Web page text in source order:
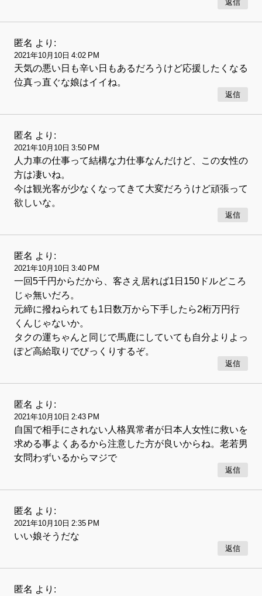
返信
匿名 より:
2021年10月10日 4:02 PM
天気の悪い日も辛い日もあるだろうけど応援したくなる
位真っ直ぐな娘はイイね。
返信
匿名 より:
2021年10月10日 3:50 PM
人力車の仕事って結構な力仕事なんだけど、この女性の
方は凄いね。
今は観光客が少なくなってきて大変だろうけど頑張って
欲しいな。
返信
匿名 より:
2021年10月10日 3:40 PM
一回5千円からだから、客さえ居れば1日150ドルどころ
じゃ無いだろ。
元締に撥ねられても1日数万から下手したら2桁万円行
くんじゃないか。
タクの運ちゃんと同じで馬鹿にしていても自分よりよっ
ぽど高給取りでびっくりするぞ。
返信
匿名 より:
2021年10月10日 2:43 PM
自国で相手にされない人格異常者が日本人女性に救いを
求める事よくあるから注意した方が良いからね。老若男
女問わずいるからマジで
返信
匿名 より:
2021年10月10日 2:35 PM
いい娘そうだな
返信
匿名 より: